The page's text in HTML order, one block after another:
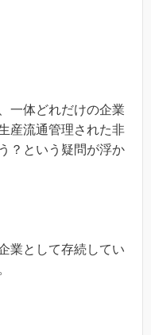
一体どれだけの企業
産流通管理された非
？という疑問が浮か
業として存続してい